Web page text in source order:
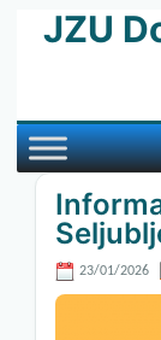
JZU
23/01/2026